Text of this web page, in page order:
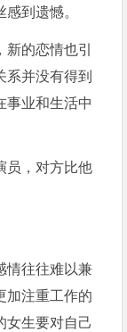
到遗憾。
的恋情也引
系并没有得到
事业和生活中
情往往难以兼
加注重工作的
女生要对自己